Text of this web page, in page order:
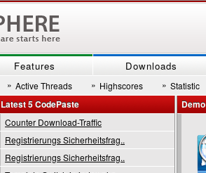
Features Downloads
» Active Threads » Highscores » Statistic
Latest 5 CodePaste
Counter Download-Traffic
Registrierungs Sicherheitsfrag..
Registrierungs Sicherheitsfrag..
Demo